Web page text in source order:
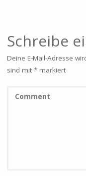
Schreibe
Deine E-Mail-Adresse
sind mit *markiert